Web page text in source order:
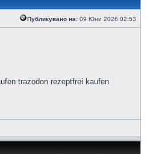
Публикувано на: 09 Юни 2026 02:53
trazodon rezeptfrei kaufen